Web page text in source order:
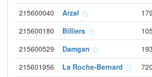
215600040 Arzal
215600180 Billiers
215600529 Damgan
215601956 La Roche-Bernard 720